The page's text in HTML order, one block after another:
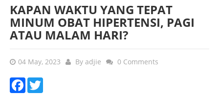
KAPAN WAKTU YANG TEPAT
MINUM OBAT HIPERTENSI, PAGI
ATAU MALAM HARI?
04 May, 2023 By adjie 0 Comments
Facebook